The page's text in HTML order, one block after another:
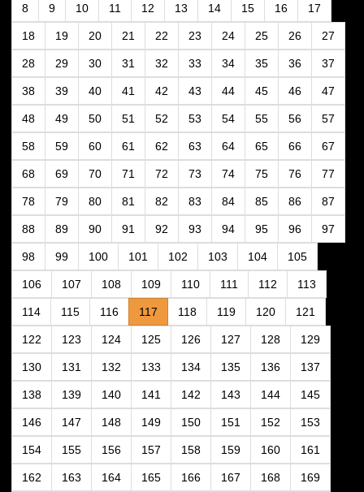
8 9 10 11 12 13 14 15 16 17
18 19 20 21 22 23 24 25 26 27
28 29 30 31 32 33 34 35 36 37
38 39 40 41 42 43 44 45 46 47
48 49 50 51 52 53 54 55 56 57
58 59 60 61 62 63 64 65 66 67
68 69 70 71 72 73 74 75 76 77
78 79 80 81 82 83 84 85 86 87
88 89 90 91 92 93 94 95 96 97
98 99 100 101 102 103 104 105
106 107 108 109 110 111 112 113
114 115 116 117 118 119 120 121
122 123 124 125 126 127 128 129
130 131 132 133 134 135 136 137
138 139 140 141 142 143 144 145
146 147 148 149 150 151 152 153
154 155 156 157 158 159 160 161
162 163 164 165 166 167 168 169